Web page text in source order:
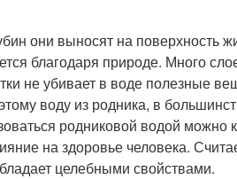
они выносят на поверхность
благодаря природе. Много
не убивает в воде полезные
воду из родника, в
родниковой водой можно
на здоровье человека.
целебными свойствами.